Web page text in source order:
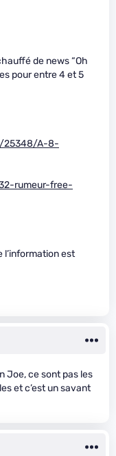
de news “Oh
pour entre 4 et 5
25348/A-8-
rumeur-free-
l’information est
Joe, ce sont pas les
et c’est un savant